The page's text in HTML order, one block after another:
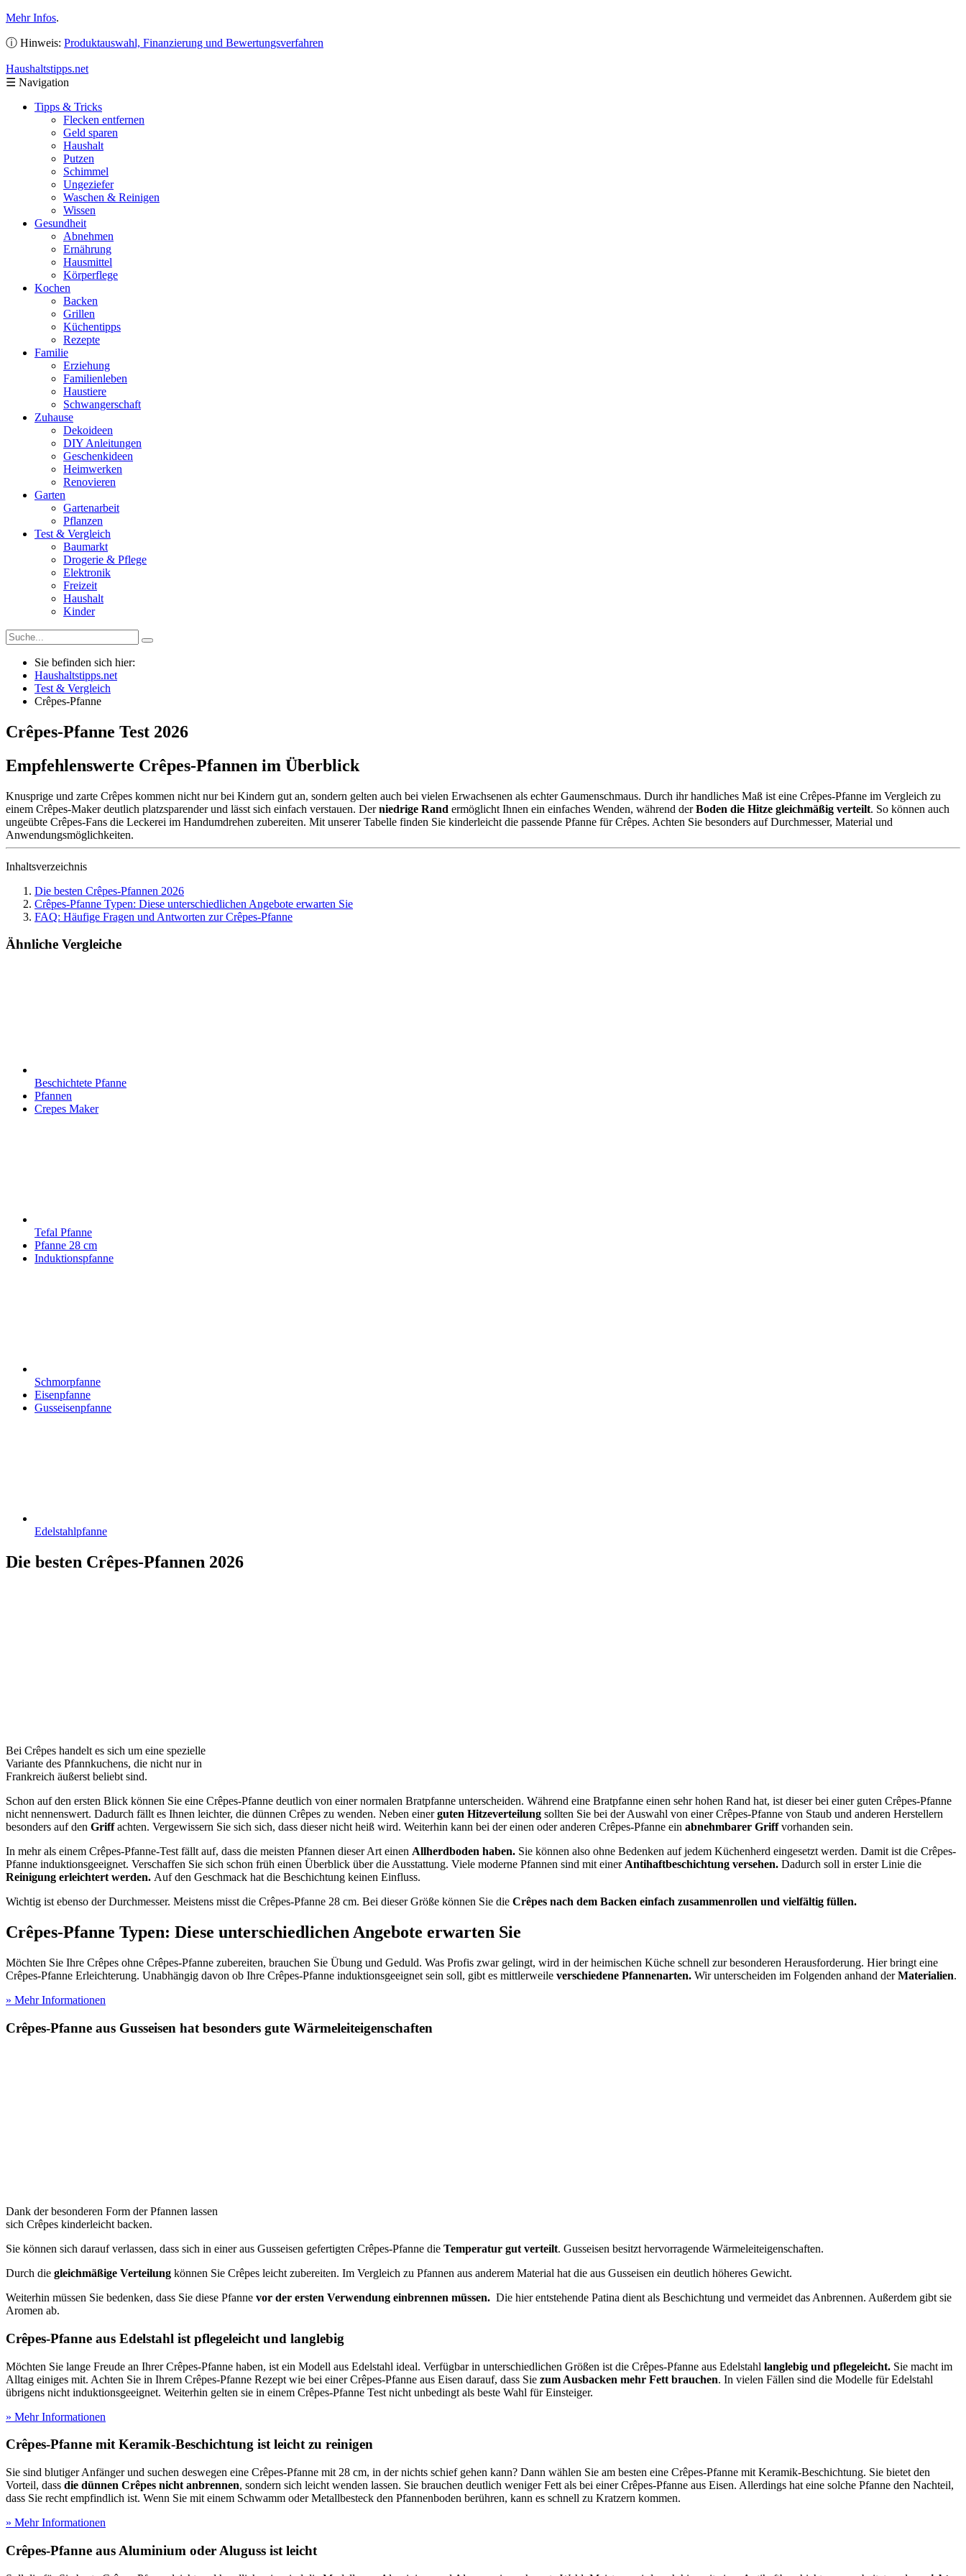
Mehr Infos.
ⓘ Hinweis: Produktauswahl, Finanzierung und Bewertungsverfahren
Haushaltstipps.net
☰ Navigation
Tipps & Tricks
Flecken entfernen
Geld sparen
Haushalt
Putzen
Schimmel
Ungeziefer
Waschen & Reinigen
Wissen
Gesundheit
Abnehmen
Ernährung
Hausmittel
Körperflege
Kochen
Backen
Grillen
Küchentipps
Rezepte
Familie
Erziehung
Familienleben
Haustiere
Schwangerschaft
Zuhause
Dekoideen
DIY Anleitungen
Geschenkideen
Heimwerken
Renovieren
Garten
Gartenarbeit
Pflanzen
Test & Vergleich
Baumarkt
Drogerie & Pflege
Elektronik
Freizeit
Haushalt
Kinder
Sie befinden sich hier:
Haushaltstipps.net
Test & Vergleich
Crêpes-Pfanne
Crêpes-Pfanne Test 2026
Empfehlenswerte Crêpes-Pfannen im Überblick
Knusprige und zarte Crêpes kommen nicht nur bei Kindern gut an, sondern gelten auch bei vielen Erwachsenen als echter Gaumenschmaus. Durch ihr handliches Maß ist eine Crêpes-Pfanne im Vergleich zu
einem Crêpes-Maker deutlich platzsparender und lässt sich einfach verstauen. Derniedrige Rand ermöglicht Ihnen ein einfaches Wenden, während derBoden die Hitze gleichmäßig verteilt. So können auch
ungeübte Crêpes-Fans die Leckerei im Handumdrehen zubereiten. Mit unserer Tabelle finden Sie kinderleicht die passende Pfanne für Crêpes. Achten Sie besonders auf Durchmesser, Material und
Anwendungsmöglichkeiten.
Inhaltsverzeichnis
Die besten Crêpes-Pfannen 2026
Crêpes-Pfanne Typen: Diese unterschiedlichen Angebote erwarten Sie
FAQ: Häufige Fragen und Antworten zur Crêpes-Pfanne
Ähnliche Vergleiche
Beschichtete Pfanne
Pfannen
Crepes Maker
Tefal Pfanne
Pfanne 28 cm
Induktionspfanne
Schmorpfanne
Eisenpfanne
Gusseisenpfanne
Edelstahlpfanne
Die besten Crêpes-Pfannen 2026
Bei Crêpes handelt es sich um eine spezielle
Variante des Pfannkuchens, die nicht nur in
Frankreich äußerst beliebt sind.
Schon auf den ersten Blick können Sie eine Crêpes-Pfanne deutlich von einer normalen Bratpfanne unterscheiden. Während eine Bratpfanne einen sehr hohen Rand hat, ist dieser bei einer guten Crêpes-Pfanne
nicht nennenswert. Dadurch fällt es Ihnen leichter, die dünnen Crêpes zu wenden. Neben einerguten Hitzeverteilung sollten Sie bei der Auswahl von einer Crêpes-Pfanne von Staub und anderen Herstellern
besonders auf den Griffachten. Vergewissern Sie sich sich, dass dieser nicht heiß wird. Weiterhin kann bei der einen oder anderen Crêpes-Pfanne ein abnehmbarer Griffvorhanden sein.
In mehr als einem Crêpes-Pfanne-Test fällt auf, dass die meisten Pfannen dieser Art einen Allherdboden haben. Sie können also ohne Bedenken auf jedem Küchenherd eingesetzt werden. Damit ist die Crêpes-
Pfanne induktionsgeeignet. Verschaffen Sie sich schon früh einen Überblick über die Ausstattung. Viele moderne Pfannen sind mit einer Antihaftbeschichtung versehen. Dadurch soll in erster Linie die
Reinigung erleichtert werden. Auf den Geschmack hat die Beschichtung keinen Einfluss.
Wichtig ist ebenso der Durchmesser. Meistens misst die Crêpes-Pfanne 28 cm. Bei dieser Größe können Sie die Crêpes nach dem Backen einfach zusammenrollen und vielfältig füllen.
Crêpes-Pfanne Typen: Diese unterschiedlichen Angebote erwarten Sie
Möchten Sie Ihre Crêpes ohne Crêpes-Pfanne zubereiten, brauchen Sie Übung und Geduld. Was Profis zwar gelingt, wird in der heimischen Küche schnell zur besonderen Herausforderung. Hier bringt eine
Crêpes-Pfanne Erleichterung. Unabhängig davon ob Ihre Crêpes-Pfanne induktionsgeeignet sein soll, gibt es mittlerweile verschiedene Pfannenarten. Wir unterscheiden im Folgenden anhand derMaterialien.
» Mehr Informationen
Crêpes-Pfanne aus Gusseisen hat besonders gute Wärmeleiteigenschaften
Dank der besonderen Form der Pfannen lassen
sich Crêpes kinderleicht backen.
Sie können sich darauf verlassen, dass sich in einer aus Gusseisen gefertigten Crêpes-Pfanne die Temperatur gut verteilt. Gusseisen besitzt hervorragende Wärmeleiteigenschaften.
Durch die gleichmäßige Verteilung können Sie Crêpes leicht zubereiten. Im Vergleich zu Pfannen aus anderem Material hat die aus Gusseisen ein deutlich höheres Gewicht.
Weiterhin müssen Sie bedenken, dass Sie diese Pfanne vor der ersten Verwendung einbrennen müssen. Die hier entstehende Patina dient als Beschichtung und vermeidet das Anbrennen. Außerdem gibt sie
Aromen ab.
Crêpes-Pfanne aus Edelstahl ist pflegeleicht und langlebig
Möchten Sie lange Freude an Ihrer Crêpes-Pfanne haben, ist ein Modell aus Edelstahl ideal. Verfügbar in unterschiedlichen Größen ist die Crêpes-Pfanne aus Edelstahl langlebig und pflegeleicht. Sie macht im
Alltag einiges mit. Achten Sie in Ihrem Crêpes-Pfanne Rezept wie bei einer Crêpes-Pfanne aus Eisen darauf, dass Sie zum Ausbacken mehr Fett brauchen. In vielen Fällen sind die Modelle für Edelstahl
übrigens nicht induktionsgeeignet. Weiterhin gelten sie in einem Crêpes-Pfanne Test nicht unbedingt als beste Wahl für Einsteiger.
» Mehr Informationen
Crêpes-Pfanne mit Keramik-Beschichtung ist leicht zu reinigen
Sie sind blutiger Anfänger und suchen deswegen eine Crêpes-Pfanne mit 28 cm, in der nichts schief gehen kann? Dann wählen Sie am besten eine Crêpes-Pfanne mit Keramik-Beschichtung. Sie bietet den
Vorteil, dass die dünnen Crêpes nicht anbrennen, sondern sich leicht wenden lassen. Sie brauchen deutlich weniger Fett als bei einer Crêpes-Pfanne aus Eisen. Allerdings hat eine solche Pfanne den Nachteil,
dass Sie recht empfindlich ist. Wenn Sie mit einem Schwamm oder Metallbesteck den Pfannenboden berühren, kann es schnell zu Kratzern kommen.
» Mehr Informationen
Crêpes-Pfanne aus Aluminium oder Aluguss ist leicht